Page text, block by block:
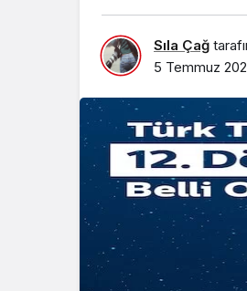
Sıla Çağ
5 Temmuz